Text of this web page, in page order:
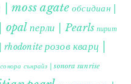
| moss agate обсидиан |
opal перли | Pearls пирит |
rhodonite розов кварц |
сонора сънрайз | sonora sunrise